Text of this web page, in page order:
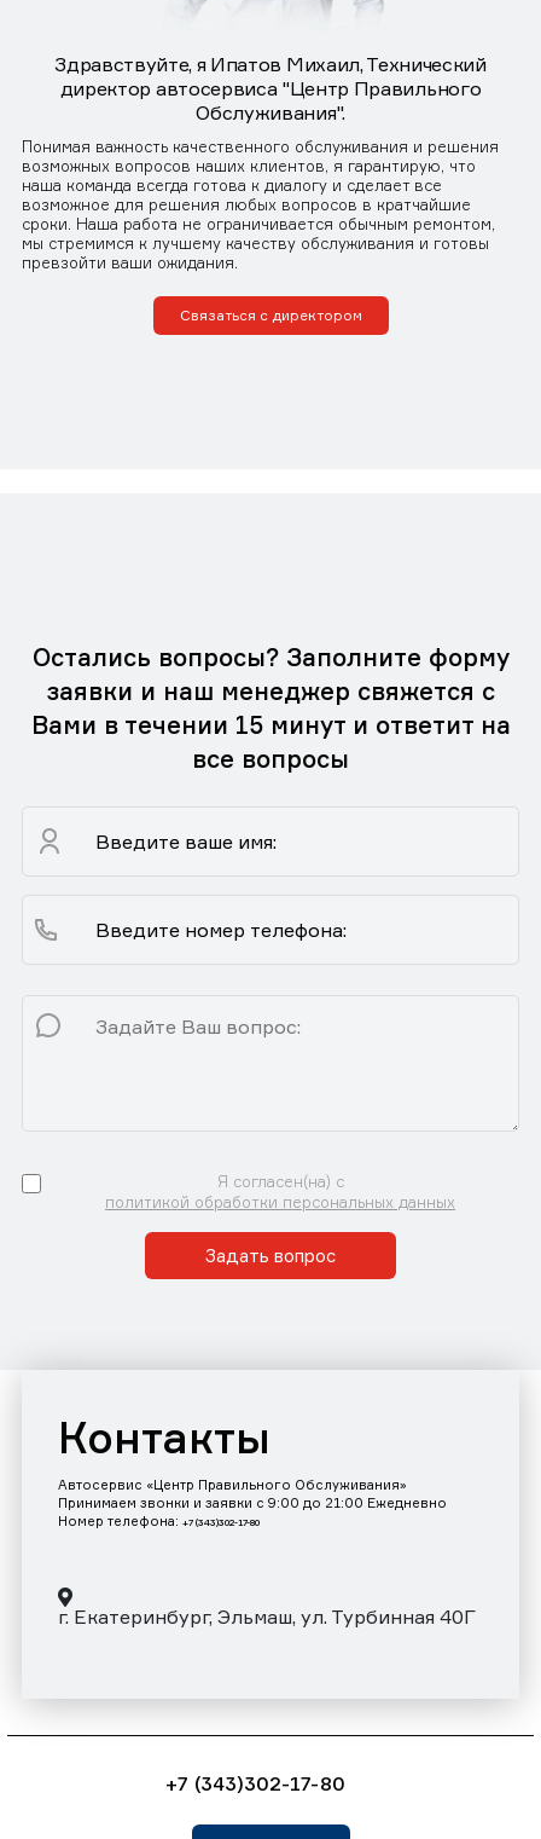
Здравствуйте, я Ипатов Михаил, Технический
директор автосервиса "Центр Правильного
Обслуживания".
Понимая важность качественного обслуживания и решения
возможных вопросов наших клиентов, я гарантирую, что
наша команда всегда готова к диалогу и сделает все
возможное для решения любых вопросов в кратчайшие
сроки. Наша работа не ограничивается обычным ремонтом,
мы стремимся к лучшему качеству обслуживания и готовы
превзойти ваши ожидания.
Связаться с директором
Остались вопросы? Заполните форму
заявки и наш менеджер свяжется с
Вами в течении 15 минут и ответит на
все вопросы
Я согласен(на) с
политикой обработки персональных данных
Задать вопрос
Контакты
Автосервис «Центр Правильного Обслуживания»
Принимаем звонки и заявки с 9:00 до 21:00 Ежедневно
Номер телефона: +7 (343)302-17-80
г. Екатеринбург, Эльмаш, ул. Турбинная 40Г
+7 (343)302-17-80